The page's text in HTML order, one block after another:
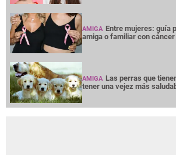
AMIGA Entre mujeres: guía
amiga o familiar con
AMIGA Las perras que
tener una vejez más